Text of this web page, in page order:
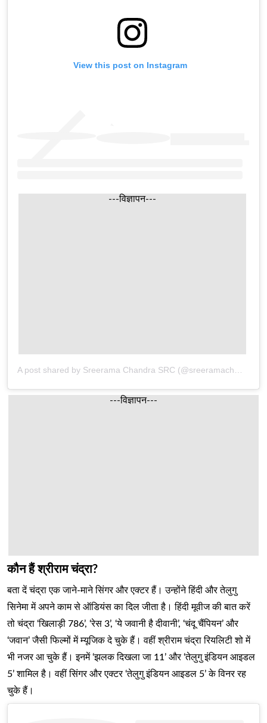
View this post on Instagram
---विज्ञापन---
---विज्ञापन---
कौन हैं श्रीराम चंद्रा?
बता दें चंद्रा एक जाने-माने सिंगर और एक्टर हैं। उन्होंने हिंदी और तेलुगु
सिनेमा में अपने काम से ऑडियंस का दिल जीता है। हिंदी मूवीज की बात करें
तो चंद्रा ‘खिलाड़ी 786’, ‘रेस 3’, ‘ये जवानी है दीवानी’, ‘चंदू चैंपियन’ और
‘जवान’ जैसी फिल्मों में म्यूजिक दे चुके हैं। वहीं श्रीराम चंद्रा रियलिटी शो में
भी नजर आ चुके हैं। इनमें ‘झलक दिखला जा 11’ और ‘तेलुगु इंडियन आइडल
5’ शामिल है। वहीं सिंगर और एक्टर ‘तेलुगु इंडियन आइडल 5’ के विनर रह
चुके हैं।